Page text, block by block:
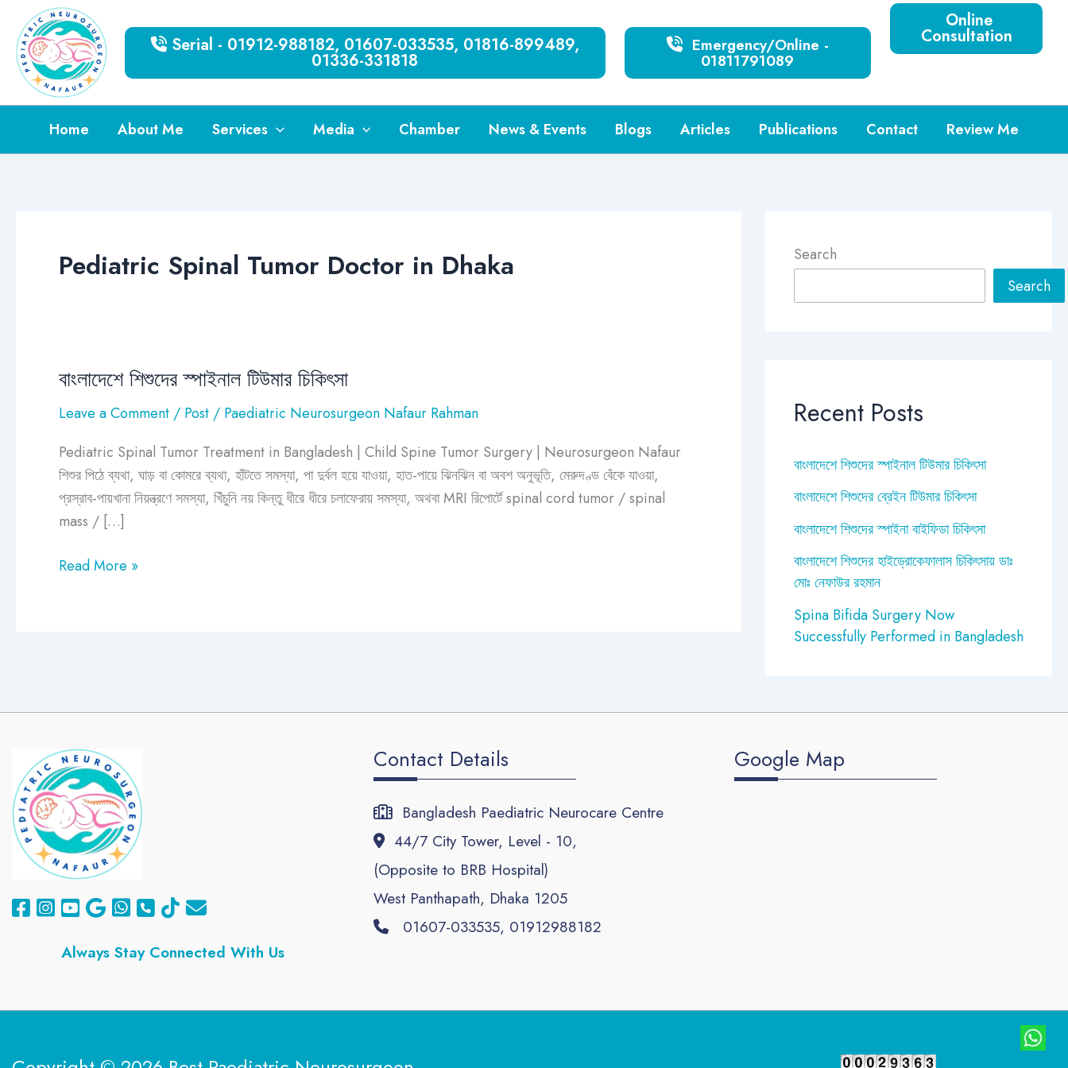
content
Serial - 01912-988182, 01607-033535, 01816-899489,
01336-331818
Emergency/Online -
01811791089
Online
Consultation
Home About Me Services Media Chamber News & Events Blogs Articles Publications Contact Review Me
Pediatric Spinal Tumor Doctor in Dhaka
বাংলাদেশে শিশুদের স্পাইনাল টিউমার চিকিৎসা
Leave a Comment / Post / Paediatric Neurosurgeon Nafaur Rahman
Pediatric Spinal Tumor Treatment in Bangladesh | Child Spine Tumor Surgery | Neurosurgeon Nafaur
শিশুর পিঠে ব্যথা, ঘাড় বা কোমরে ব্যথা, হাঁটতে সমস্যা, পা দুর্বল হয়ে যাওয়া, হাত-পায়ে ঝিনঝিন বা অবশ অনুভূতি, মেরুদণ্ড বেঁকে যাওয়া,
প্রস্রাব-পায়খানা নিয়ন্ত্রণে সমস্যা, খিঁচুনি নয় কিন্তু ধীরে ধীরে চলাফেরায় সমস্যা, অথবা MRI রিপোর্টে spinal cord tumor / spinal
mass / […]
বাংলাদেশে
স্পাইনাল
টিউমার
চিকিৎসা
Read More »
Search
Search
Recent Posts
বাংলাদেশে শিশুদের স্পাইনাল টিউমার চিকিৎসা
বাংলাদেশে শিশুদের ব্রেইন টিউমার চিকিৎসা
বাংলাদেশে শিশুদের স্পাইনা বাইফিডা চিকিৎসা
বাংলাদেশে শিশুদের হাইড্রোকেফালাস চিকিৎসায় ডাঃ
মোঃ নেফাউর রহমান
Spina Bifida Surgery Now
Successfully Performed in Bangladesh
Always Stay Connected With Us
Contact Details
Bangladesh Paediatric Neurocare Centre
44/7 City Tower, Level - 10,
(Opposite to BRB Hospital)
West Panthapath, Dhaka 1205
01607-033535, 01912988182
Google Map